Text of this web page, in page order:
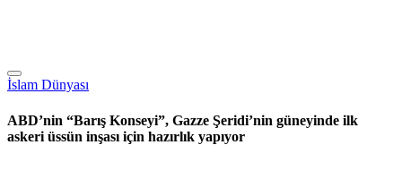
İslam Dünyası
ABD’nin “Barış Konseyi”, Gazze Şeridi’nin güneyinde ilk
askeri üssün inşası için hazırlık yapıyor